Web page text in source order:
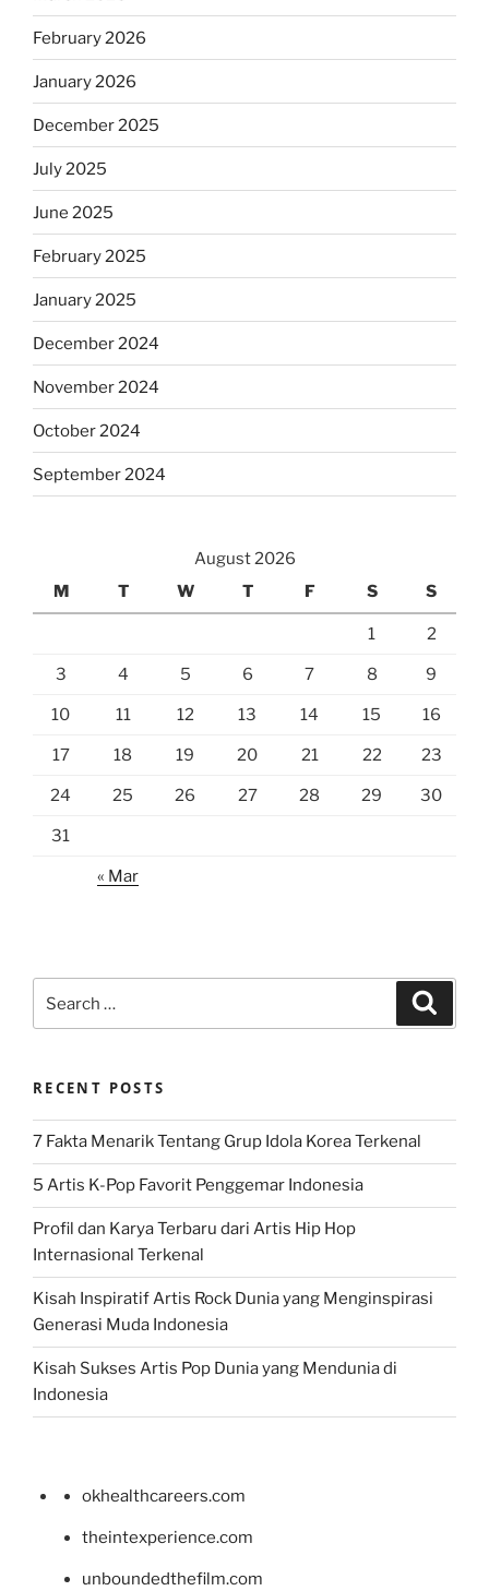
February 2026
January 2026
December 2025
July 2025
June 2025
February 2025
January 2025
December 2024
November 2024
October 2024
September 2024
August 2026
M
T W T F S S
1 2
3 4 5 6 7 8 9
10 11 12 13 14 15 16
17 18 19 20 21 22 23
24 25 26 27 28 29 30
31
« Mar
for:
RECENT POSTS
7 Fakta Menarik Tentang Grup Idola Korea Terkenal
5 Artis K-Pop Favorit Penggemar Indonesia
Profil dan Karya Terbaru dari Artis Hip Hop
Internasional Terkenal
Kisah Inspiratif Artis Rock Dunia yang Menginspirasi
Generasi Muda Indonesia
Kisah Sukses Artis Pop Dunia yang Mendunia di
Indonesia
okhealthcareers.com
theintexperience.com
unboundedthefilm.com